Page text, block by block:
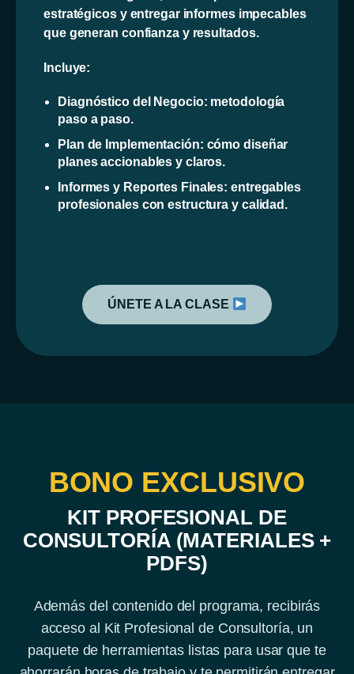
estratégicos y entregar informes impecables
que generan confianza y resultados.
Incluye:
Diagnóstico del Negocio: metodología
paso a paso.
Plan de Implementación: cómo diseñar
planes accionables y claros.
Informes y Reportes Finales: entregables
profesionales con estructura y calidad.
ÚNETE A LA CLASE
BONO EXCLUSIVO
KIT PROFESIONAL DE
CONSULTORÍA (MATERIALES +
PDFS)
Además del contenido del programa, recibirás
acceso al Kit Profesional de Consultoría, un
paquete de herramientas listas para usar que te